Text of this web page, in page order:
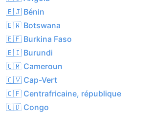
🇧🇯 Bénin
🇧🇼 Botswana
🇧🇫 Burkina Faso
🇧🇮 Burundi
🇨🇲 Cameroun
🇨🇻 Cap-Vert
🇨🇫 Centrafricaine, république
🇨🇩 Congo